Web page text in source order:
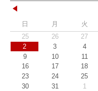
日 月 火
25
26 27
2
3 4
9
10 11
16
17 18
23
24 25
30
31 1